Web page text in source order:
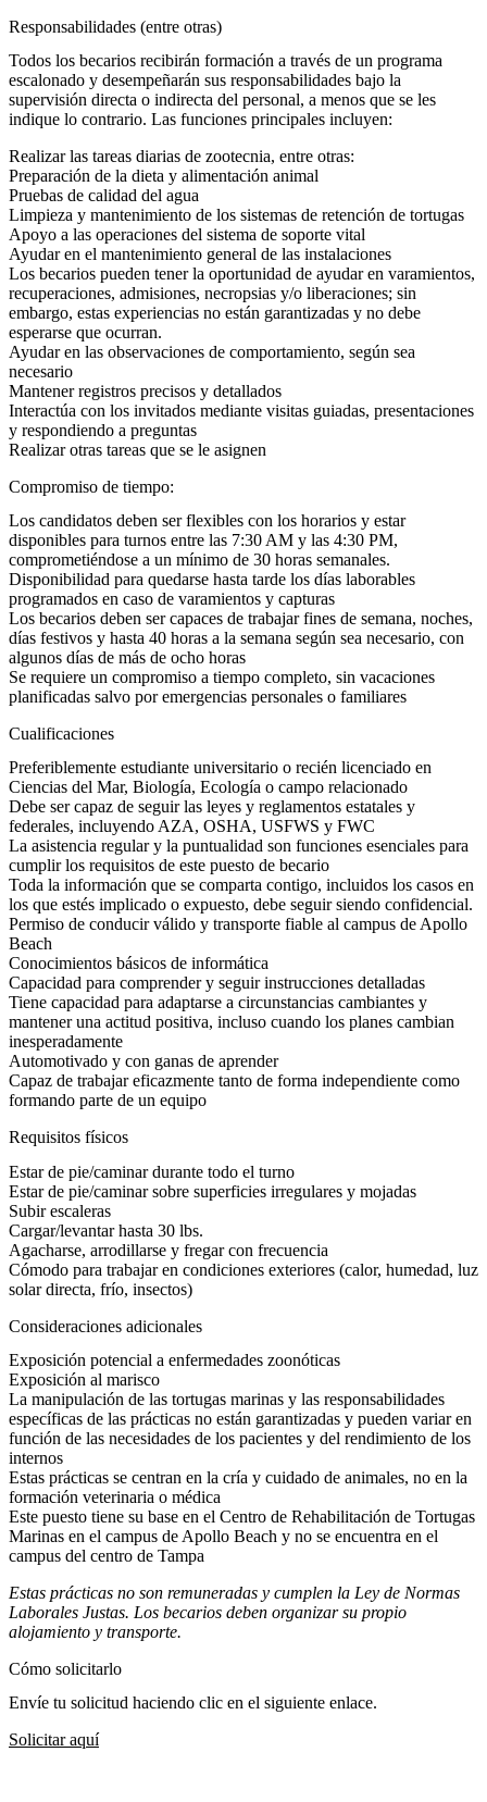
Responsabilidades (entre otras)
Todos los becarios recibirán formación a través de un programa
escalonado y desempeñarán sus responsabilidades bajo la
supervisión directa o indirecta del personal, a menos que se les
indique lo contrario. Las funciones principales incluyen:
Realizar las tareas diarias de zootecnia, entre otras:
Preparación de la dieta y alimentación animal
Pruebas de calidad del agua
Limpieza y mantenimiento de los sistemas de retención de tortugas
Apoyo a las operaciones del sistema de soporte vital
Ayudar en el mantenimiento general de las instalaciones
Los becarios pueden tener la oportunidad de ayudar en varamientos,
recuperaciones, admisiones, necropsias y/o liberaciones; sin
embargo, estas experiencias no están garantizadas y no debe
esperarse que ocurran.
Ayudar en las observaciones de comportamiento, según sea
necesario
Mantener registros precisos y detallados
Interactúa con los invitados mediante visitas guiadas, presentaciones
y respondiendo a preguntas
Realizar otras tareas que se le asignen
Compromiso de tiempo:
Los candidatos deben ser flexibles con los horarios y estar
disponibles para turnos entre las 7:30 AM y las 4:30 PM,
comprometiéndose a un mínimo de 30 horas semanales.
Disponibilidad para quedarse hasta tarde los días laborables
programados en caso de varamientos y capturas
Los becarios deben ser capaces de trabajar fines de semana, noches,
días festivos y hasta 40 horas a la semana según sea necesario, con
algunos días de más de ocho horas
Se requiere un compromiso a tiempo completo, sin vacaciones
planificadas salvo por emergencias personales o familiares
Cualificaciones
Preferiblemente estudiante universitario o recién licenciado en
Ciencias del Mar, Biología, Ecología o campo relacionado
Debe ser capaz de seguir las leyes y reglamentos estatales y
federales, incluyendo AZA, OSHA, USFWS y FWC
La asistencia regular y la puntualidad son funciones esenciales para
cumplir los requisitos de este puesto de becario
Toda la información que se comparta contigo, incluidos los casos en
los que estés implicado o expuesto, debe seguir siendo confidencial.
Permiso de conducir válido y transporte fiable al campus de Apollo
Beach
Conocimientos básicos de informática
Capacidad para comprender y seguir instrucciones detalladas
Tiene capacidad para adaptarse a circunstancias cambiantes y
mantener una actitud positiva, incluso cuando los planes cambian
inesperadamente
Automotivado y con ganas de aprender
Capaz de trabajar eficazmente tanto de forma independiente como
formando parte de un equipo
Requisitos físicos
Estar de pie/caminar durante todo el turno
Estar de pie/caminar sobre superficies irregulares y mojadas
Subir escaleras
Cargar/levantar hasta 30 lbs.
Agacharse, arrodillarse y fregar con frecuencia
Cómodo para trabajar en condiciones exteriores (calor, humedad, luz
solar directa, frío, insectos)
Consideraciones adicionales
Exposición potencial a enfermedades zoonóticas
Exposición al marisco
La manipulación de las tortugas marinas y las responsabilidades
específicas de las prácticas no están garantizadas y pueden variar en
función de las necesidades de los pacientes y del rendimiento de los
internos
Estas prácticas se centran en la cría y cuidado de animales, no en la
formación veterinaria o médica
Este puesto tiene su base en el Centro de Rehabilitación de Tortugas
Marinas en el campus de Apollo Beach y no se encuentra en el
campus del centro de Tampa
Estas prácticas no son remuneradas y cumplen la Ley de Normas
Laborales Justas. Los becarios deben organizar su propio
alojamiento y transporte.
Cómo solicitarlo
Envíe tu solicitud haciendo clic en el siguiente enlace.
Solicitar aquí